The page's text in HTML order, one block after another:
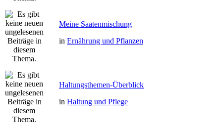
Meine Saatenmischung
in Ernährung und Pflanzen
Haltungsthemen-Überblick
in Haltung und Pflege